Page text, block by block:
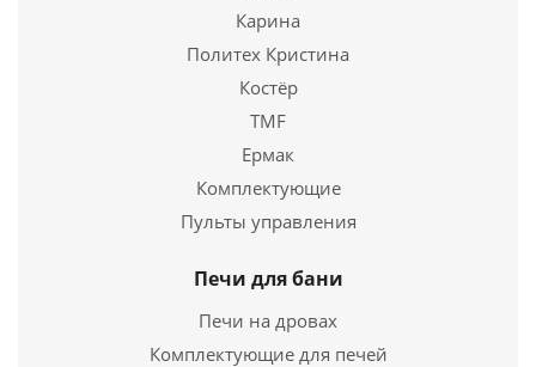
Каминная топка Экокамин АЛЬФА 800KВ с
контргрузом черный шамот
руб.
Карина
Политех Кристина
Костёр
TMF
Ермак
Комплектующие
Пульты управления
Печи для бани
Печи на дровах
Комплектующие для печей